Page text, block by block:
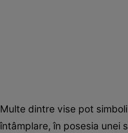
Multe dintre vise pot
întâmplare, în posesia unei